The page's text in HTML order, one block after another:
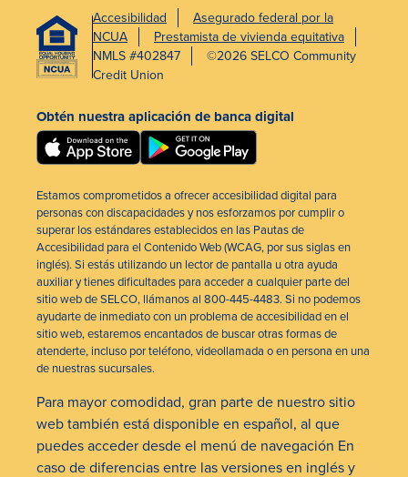
Accesibilidad
Asegurado federal por la
NCUA
Prestamista de vivienda equitativa
NMLS #402847
©2026 SELCO Community
Credit Union
Obtén nuestra aplicación de banca digital
Estamos comprometidos a ofrecer accesibilidad digital para
personas con discapacidades y nos esforzamos por cumplir o
superar los estándares establecidos en las Pautas de
Accesibilidad para el Contenido Web (WCAG, por sus siglas en
inglés). Si estás utilizando un lector de pantalla u otra ayuda
auxiliar y tienes dificultades para acceder a cualquier parte del
sitio web de SELCO, llámanos al 800-445-4483. Si no podemos
ayudarte de inmediato con un problema de accesibilidad en el
sitio web, estaremos encantados de buscar otras formas de
atenderte, incluso por teléfono, videollamada o en persona en una
de nuestras sucursales.
Para mayor comodidad, gran parte de nuestro sitio
web también está disponible en español, al que
puedes acceder desde el menú de navegación En
caso de diferencias entre las versiones en inglés y